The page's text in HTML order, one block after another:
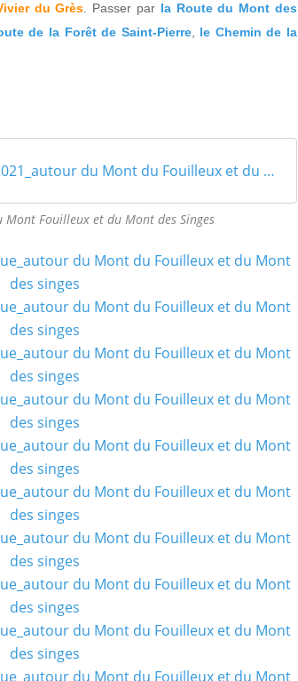
du Grès . Passer par la Route du Mont des
de la Forêt de Saint-Pierre, le Chemin de la
15_07_2021_autour du Mont du Fouilleux et du Mont des Singes
Mont Fouilleux et du Mont des Singes